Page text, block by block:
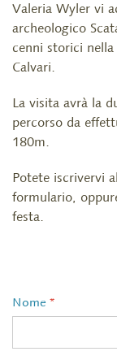
Valeria Wyler vi
archeologico
cenni storici
Calvari.
La visita avrà la
percorso da
180m.
Potete iscrivervi
formulario,
festa.
Nome *